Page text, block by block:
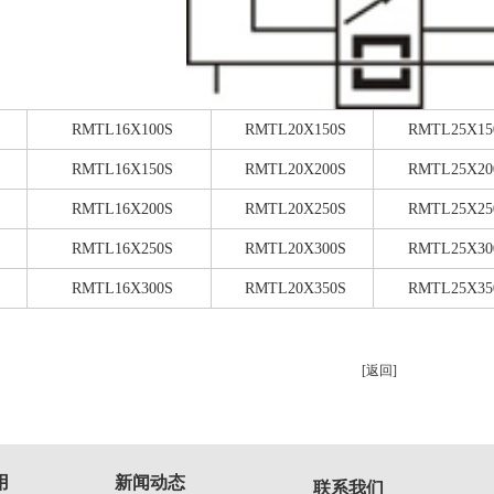
RMTL16X100S RMTL20X150S
RMTL16X150S RMTL20X200S
RMTL16X200S RMTL20X250S
RMTL16X250S RMTL20X300S
RMTL16X300S RMTL20X350S
[返回]
新闻动态 联系我们